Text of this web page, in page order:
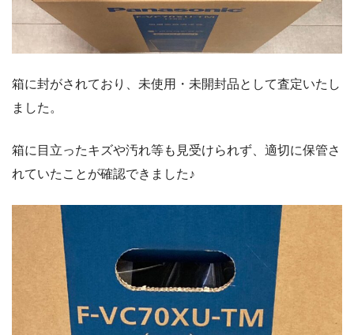
箱に封がされており、未使用・未開封品として査定いたし
ました。
箱に目立ったキズや汚れ等も見受けられず、適切に保管さ
れていたことが確認できました♪